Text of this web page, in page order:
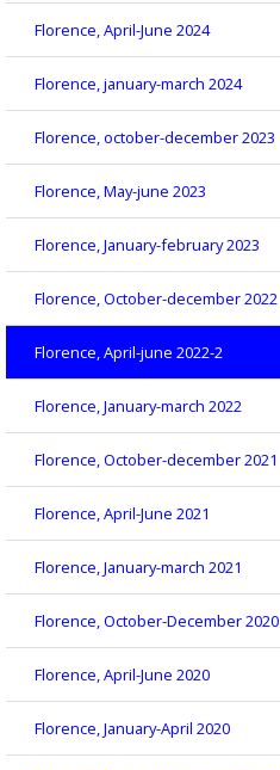
Florence, April-June 2024
Florence, january-march 2024
Florence, october-december 2023
Florence, May-june 2023
Florence, January-february 2023
Florence, October-december 2022
Florence, April-june 2022-2
Florence, January-march 2022
Florence, October-december 2021
Florence, April-June 2021
Florence, January-march 2021
Florence, October-December 2020
Florence, April-June 2020
Florence, January-April 2020